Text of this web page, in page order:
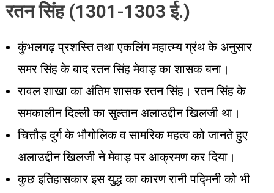
रतन सिंह (1301-1303 ई.)
कुंभलगढ़ प्रशस्ति तथा एकलिंग महात्म्य ग्रंथ के अनुसार
समर सिंह के बाद रतन सिंह मेवाड़ का शासक बना।
रावल शाखा का अंतिम शासक रतन सिंह। रतन सिंह के
समकालीन दिल्ली का सुल्तान अलाउद्दीन खिलजी था।
चित्तौड़ दुर्ग के भौगोलिक व सामरिक महत्व को जानते हुए
अलाउद्दीन खिलजी ने मेवाड़ पर आक्रमण कर दिया।
कुछ इतिहासकार इस युद्ध का कारण रानी पद्मिनी को भी